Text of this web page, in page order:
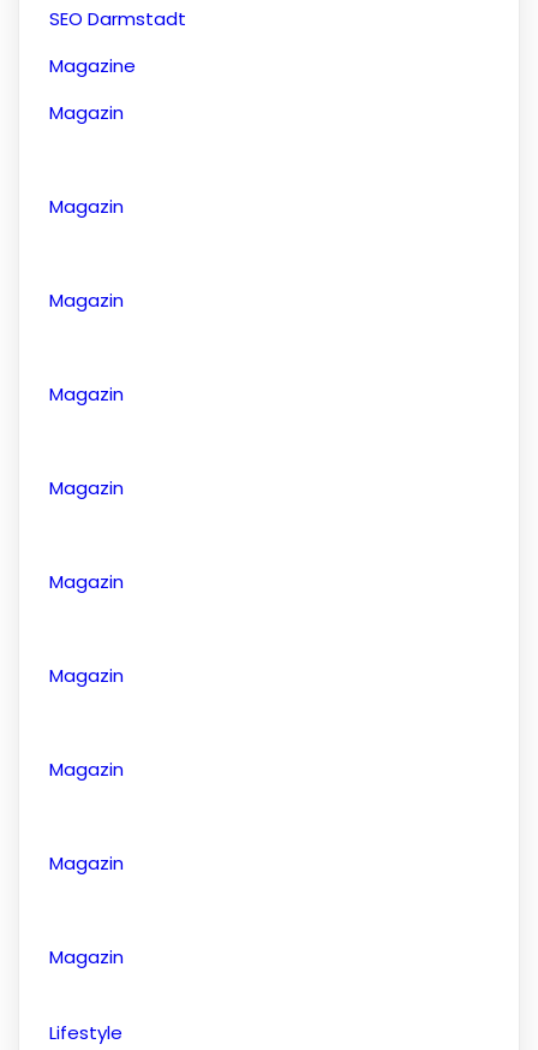
SEO Darmstadt
Magazine
Magazin
Magazin
Magazin
Magazin
Magazin
Magazin
Magazin
Magazin
Magazin
Magazin
Lifestyle